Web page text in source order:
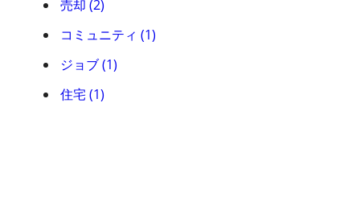
売却 (2)
コミュニティ (1)
ジョブ (1)
住宅 (1)